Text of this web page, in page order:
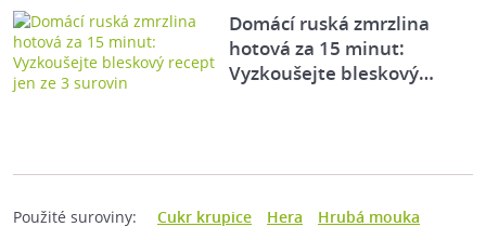
Domácí ruská zmrzlina
hotová za 15 minut:
Vyzkoušejte bleskový…
Použité suroviny: Cukr krupice Hera
Hrubá mouka